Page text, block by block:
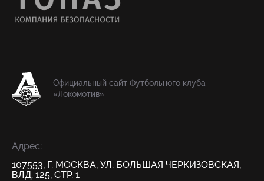
Официальный сайт Футбольного клуба
«Локомотив»
Адрес:
107553, Г. МОСКВА, УЛ. БОЛЬШАЯ ЧЕРКИЗОВСКАЯ,
ВЛД. 125, СТР. 1